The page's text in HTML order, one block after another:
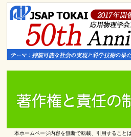
本ホームページ内容を無断で転載、引用すること